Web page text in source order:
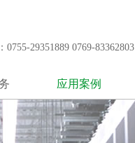
29351889 0769-83362803
应用案例
通信行业
数据中心